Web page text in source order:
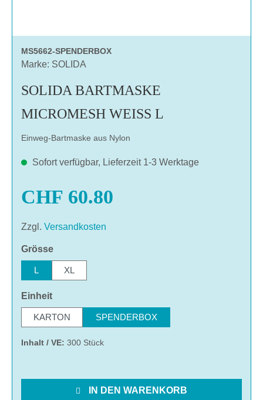
MS5662-SPENDERBOX
Marke: SOLIDA
SOLIDA BARTMASKE
MICROMESH WEISS L
Einweg-Bartmaske aus Nylon
Sofort verfügbar, Lieferzeit 1-3 Werktage
CHF 60.80
Zzgl. Versandkosten
Grösseauswählen
L XL
Einheitauswählen
KARTON SPENDERBOX
Inhalt / VE: 300 Stück
IN DEN WARENKORB